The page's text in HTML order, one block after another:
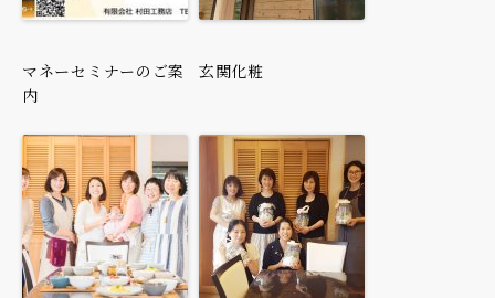
マネーセミナーのご案
内
玄関化粧